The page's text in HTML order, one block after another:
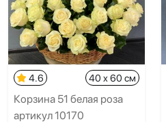
4.6 40 x 60 см
Корзина 51 белая роза
артикул 10170